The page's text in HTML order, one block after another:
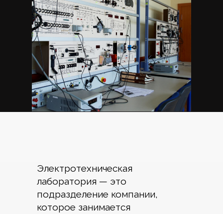
Электротехническая
лаборатория — это
подразделение компании,
которое занимается